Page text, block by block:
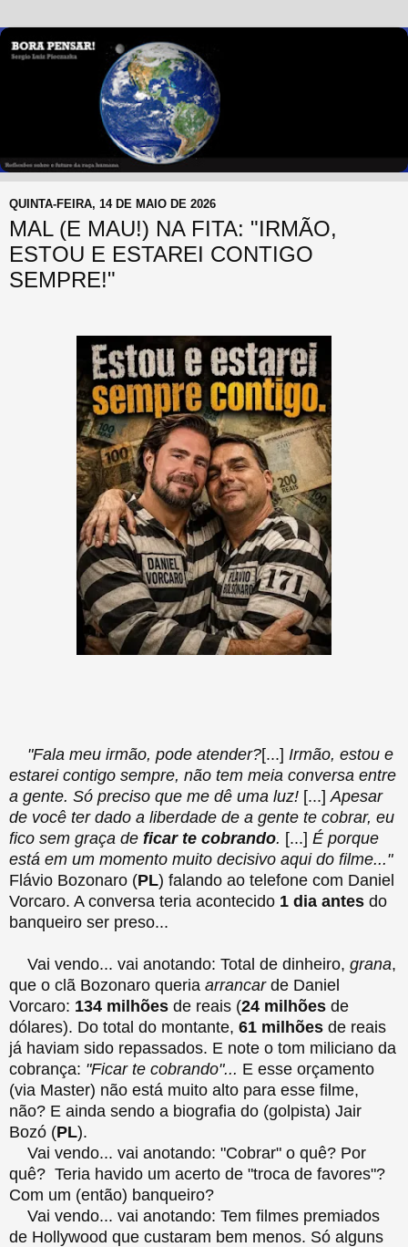
QUINTA-FEIRA, 14 DE MAIO DE 2026
MAL (E MAU!) NA FITA: "IRMÃO,
ESTOU E ESTAREI CONTIGO
SEMPRE!"
"Fala meu irmão, pode atender?[...] Irmão, estou e
estarei contigo sempre, não tem meia conversa entre
a gente. Só preciso que me dê uma luz! [...] Apesar
de você ter dado a liberdade de a gente te cobrar, eu
fico sem graça de ficar te cobrando. [...] É porque
está em um momento muito decisivo aqui do filme..."
Flávio Bozonaro (PL) falando ao telefone com Daniel
Vorcaro. A conversa teria acontecido 1 dia antes do
banqueiro ser preso...
Vai vendo... vai anotando: Total de dinheiro, grana,
que o clã Bozonaro queria arrancarde Daniel
Vorcaro: 134 milhões de reais (24 milhões de
dólares). Do total do montante, 61 milhões de reais
já haviam sido repassados. E note o tom miliciano da
cobrança: "Ficar te cobrando"... E esse orçamento
(via Master) não está muito alto para esse filme,
não? E ainda sendo a biografia do (golpista) Jair
Bozó (PL).
Vai vendo... vai anotando: "Cobrar" o quê? Por
quê? Teria havido um acerto de "troca de favores"?
Com um (então) banqueiro?
Vai vendo... vai anotando: Tem filmes premiados
de Hollywood que custaram bem menos. Só alguns